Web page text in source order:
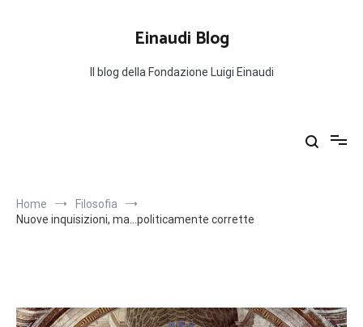
Einaudi Blog
Il blog della Fondazione Luigi Einaudi
Home
Filosofia
Nuove inquisizioni, ma…politicamente corrette